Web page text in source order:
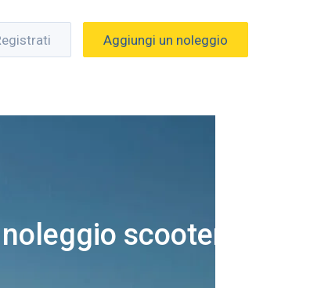
Aggiungi un noleggio
scooter a